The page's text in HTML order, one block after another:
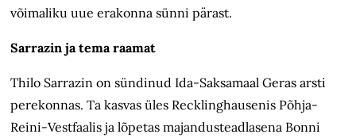
võimaliku uue erakonna sünni pärast.
Sarrazin ja tema raamat
Thilo Sarrazin on sündinud Ida-Saksamaal Geras arsti
perekonnas. Ta kasvas üles Recklinghausenis Põhja-
Reini-Vestfaalis ja lõpetas majandusteadlasena Bonni